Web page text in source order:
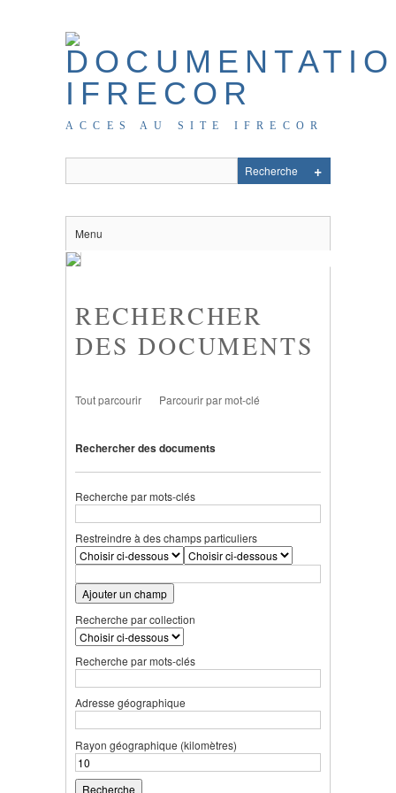
ACCES AU SITE IFRECOR
Menu
RECHERCHER
DES DOCUMENTS
Tout parcourir Parcourir par mot-clé
Rechercher des documents
Recherche par mots-clés
Restreindre à des champs particuliers
Ajouter un champ
Recherche par collection
Recherche par mots-clés
Adresse géographique
Rayon géographique (kilomètres)